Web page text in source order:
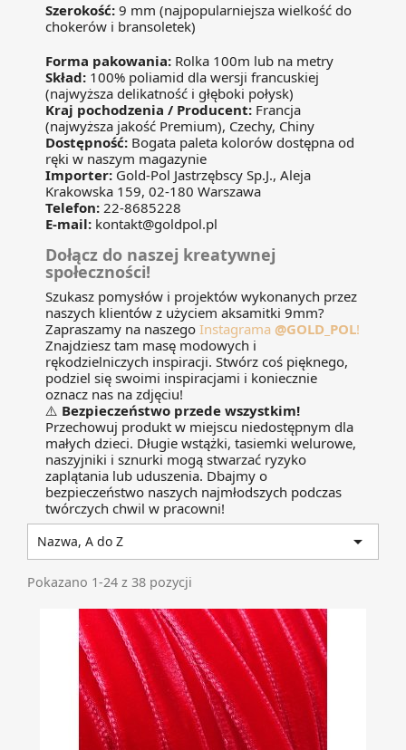
Szerokość: 9 mm (najpopularniejsza wielkość do
chokerów i bransoletek)
Forma pakowania: Rolka 100m lub na metry
Skład: 100% poliamid dla wersji francuskiej
(najwyższa delikatność i głęboki połysk)
Kraj pochodzenia / Producent: Francja
(najwyższa jakość Premium), Czechy, Chiny
Dostępność: Bogata paleta kolorów dostępna od
ręki w naszym magazynie
Importer: Gold-Pol Jastrzębscy Sp.J., Aleja
Krakowska 159, 02-180 Warszawa
Telefon: 22-8685228
E-mail: kontakt@goldpol.pl
Dołącz do naszej kreatywnej
społeczności!
Szukasz pomysłów i projektów wykonanych przez
naszych klientów z użyciem aksamitki 9mm?
Zapraszamy na naszego Instagrama @GOLD_POL!
Znajdziesz tam masę modowych i
rękodzielniczych inspiracji. Stwórz coś pięknego,
podziel się swoimi inspiracjami i koniecznie
oznacz nas na zdjęciu!
⚠️ Bezpieczeństwo przede wszystkim!
Przechowuj produkt w miejscu niedostępnym dla
małych dzieci. Długie wstążki, tasiemki welurowe,
naszyjniki i sznurki mogą stwarzać ryzyko
zaplątania lub uduszenia. Dbajmy o
bezpieczeństwo naszych najmłodszych podczas
twórczych chwil w pracowni!
Nazwa, A do Z 
Pokazano 1-24 z 38 pozycji